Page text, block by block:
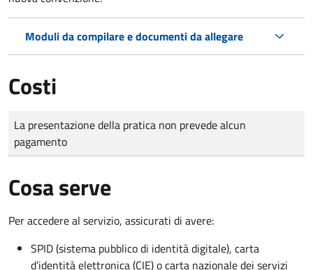
Moduli da compilare e documenti da allegare
Costi
Tipo di pagamento
Importo
La presentazione della pratica non prevede alcun
pagamento
Cosa serve
Per accedere al servizio, assicurati di avere:
SPID (sistema pubblico di identità digitale), carta
d’identità elettronica (CIE) o carta nazionale dei servizi